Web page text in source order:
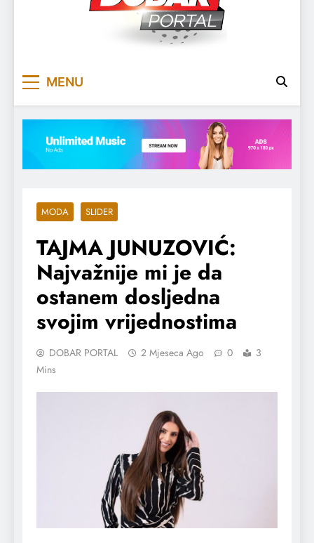
MENU
MODA SLIDER
TAJMA JUNUZOVIĆ:
Najvažnije mi je da
ostanem dosljedna
svojim vrijednostima
DOBAR PORTAL 2 Mjeseca Ago 0
3
Mins